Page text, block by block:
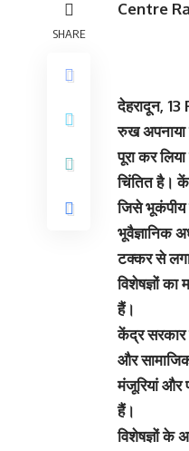
SHARE
Centre
देहरादून,
रुख अपनाया
पूरा कर
चिंतित है।
जिसे भूकंपीय
भूवैज्ञानिक
टक्कर से
विशेषज्ञों
हैं।
केंद्र सरकार
और
मंजूरियां और
हैं।
विशेषज्ञों के